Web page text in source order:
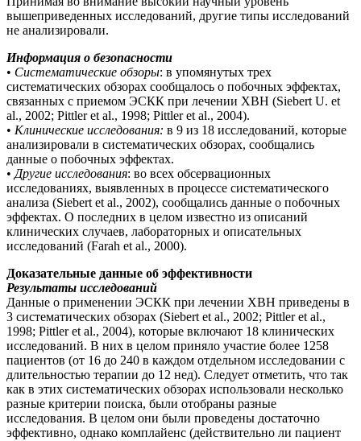
вышеприведенных исследований, другие типы исследований
не анализировали.
Информация о безопасности
• Систематические обзоры: в упомянутых трех
систематических обзорах сообщалось о побочных эффектах,
связанных с приемом ЭСКК при лечении ХВН (Siebert U. et
al., 2002; Pittler et al., 1998; Pittler et al., 2004).
• Клинические исследования: в 9 из 18 исследований, которые
анализировали в систематических обзорах, сообщались
данные о побочных эффектах.
• Другие исследования: во всех обсервационных
исследованиях, выявленных в процессе систематического
анализа (Siebert et al., 2002), сообщались данные о побочных
эффектах. О последних в целом известно из описаний
клинических случаев, лабораторных и описательных
исследований (Farah et al., 2000).
Доказательные данные об эффективности
Результаты исследований
Данные о применении ЭСКК при лечении ХВН приведены в
3 систематических обзорах (Siebert et al., 2002; Pittler et al.,
1998; Pittler et al., 2004), которые включают 18 клинических
исследований. В них в целом приняло участие более 1258
пациентов (от 16 до 240 в каждом отдельном исследовании с
длительностью терапии до 12 нед). Следует отметить, что так
как в этих систематических обзорах использовали несколько
разные критерии поиска, были отобраны разные
исследования. В целом они были проведены достаточно
эффективно, однако комплайенс (действительно ли пациент